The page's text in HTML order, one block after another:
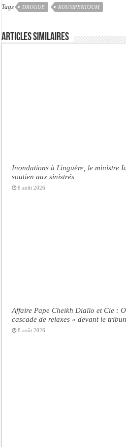
Tags DROGUE KOUMPENTOUM
Articles similaires
Inondations à Linguère, le ministre
soutien aux sinistrés
8 août 2026
Affaire Pape Cheikh Diallo et Cie :
cascade de relaxes » devant le
8 août 2026